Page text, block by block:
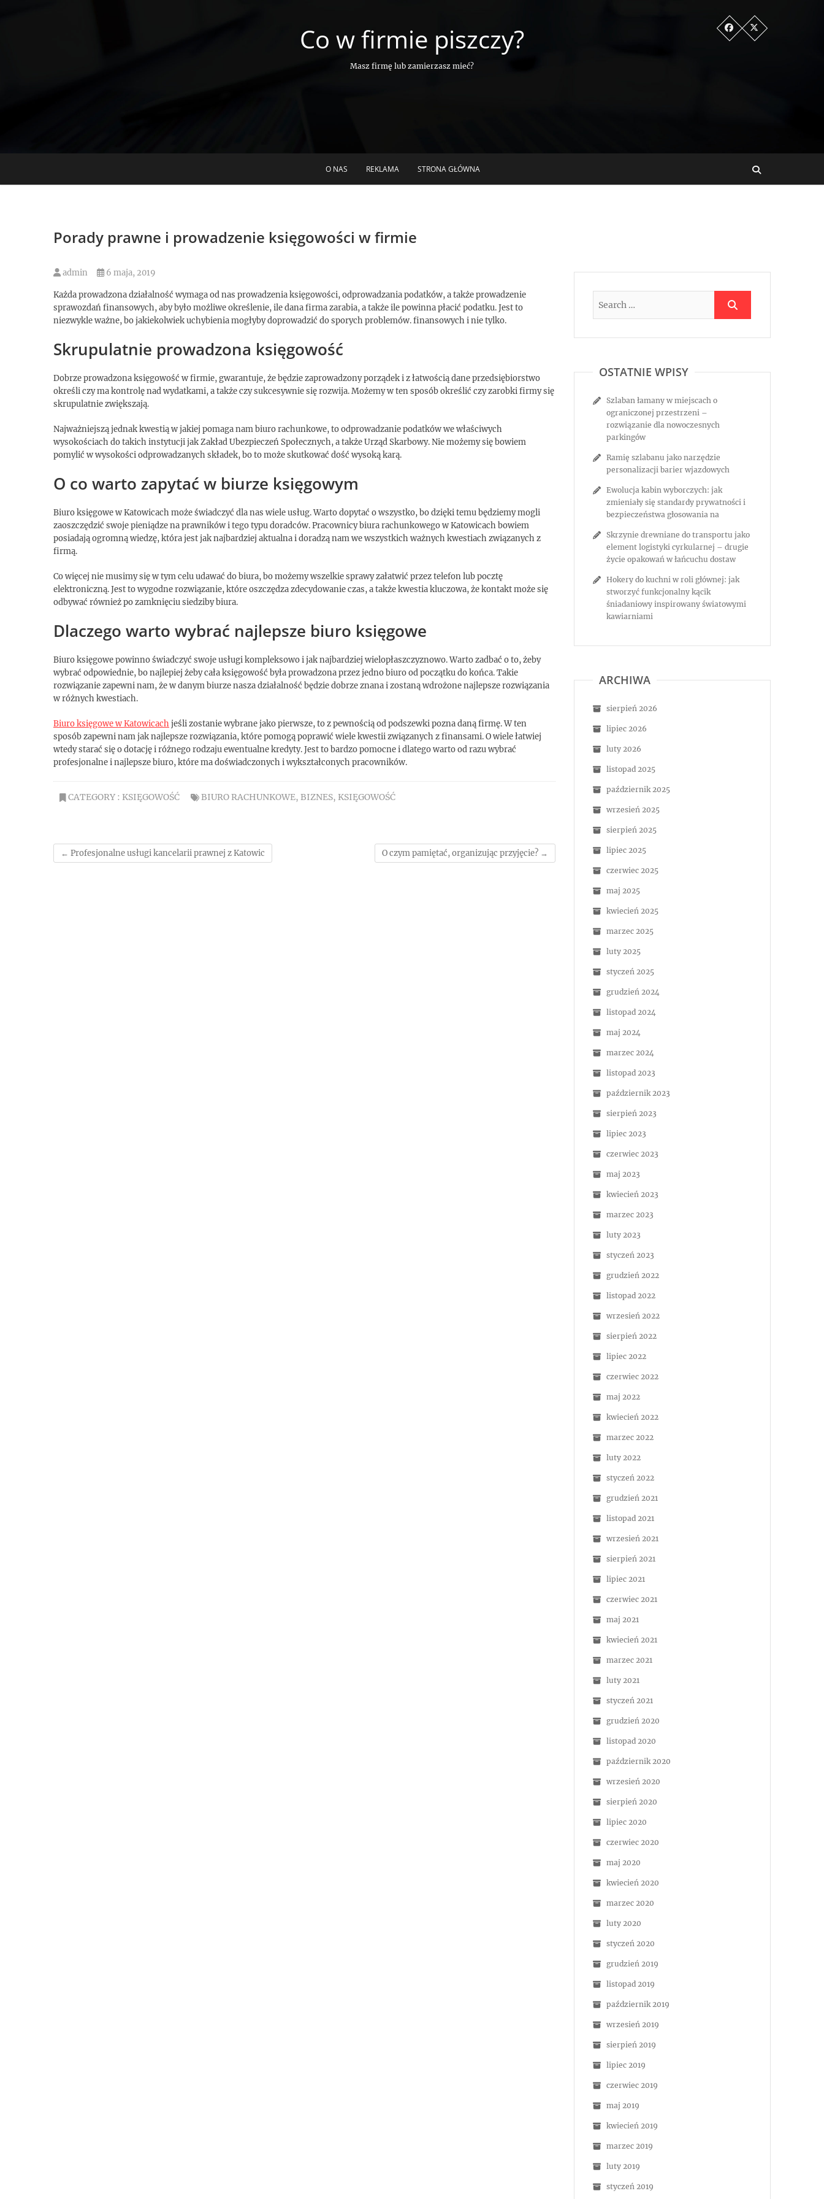
Co w firmie piszczy?
Masz firmę lub zamierzasz mieć?
O NAS REKLAMA STRONA GŁÓWNA
Porady prawne i prowadzenie księgowości w firmie
admin 6 maja, 2019
Każda prowadzona działalność wymaga od nas prowadzenia księgowości, odprowadzania podatków, a także prowadzenie
sprawozdań finansowych, aby było możliwe określenie, ile dana firma zarabia, a także ile powinna płacić podatku. Jest to
niezwykle ważne, bo jakiekolwiek uchybienia mogłyby doprowadzić do sporych problemów. finansowych i nie tylko.
Skrupulatnie prowadzona księgowość
Dobrze prowadzona księgowość w firmie, gwarantuje, że będzie zaprowadzony porządek i z łatwością dane przedsiębiorstwo
określi czy ma kontrolę nad wydatkami, a także czy sukcesywnie się rozwija. Możemy w ten sposób określić czy zarobki firmy się
skrupulatnie zwiększają.
Najważniejszą jednak kwestią w jakiej pomaga nam biuro rachunkowe, to odprowadzanie podatków we właściwych
wysokościach do takich instytucji jak Zakład Ubezpieczeń Społecznych, a także Urząd Skarbowy. Nie możemy się bowiem
pomylić w wysokości odprowadzanych składek, bo to może skutkować dość wysoką karą.
O co warto zapytać w biurze księgowym
Biuro księgowe w Katowicach może świadczyć dla nas wiele usług. Warto dopytać o wszystko, bo dzięki temu będziemy mogli
zaoszczędzić swoje pieniądze na prawników i tego typu doradców. Pracownicy biura rachunkowego w Katowicach bowiem
posiadają ogromną wiedzę, która jest jak najbardziej aktualna i doradzą nam we wszystkich ważnych kwestiach związanych z
firmą.
Co więcej nie musimy się w tym celu udawać do biura, bo możemy wszelkie sprawy załatwić przez telefon lub pocztę
elektroniczną. Jest to wygodne rozwiązanie, które oszczędza zdecydowanie czas, a także kwestia kluczowa, że kontakt może się
odbywać również po zamknięciu siedziby biura.
Dlaczego warto wybrać najlepsze biuro księgowe
Biuro księgowe powinno świadczyć swoje usługi kompleksowo i jak najbardziej wielopłaszczyznowo. Warto zadbać o to, żeby
wybrać odpowiednie, bo najlepiej żeby cała księgowość była prowadzona przez jedno biuro od początku do końca. Takie
rozwiązanie zapewni nam, że w danym biurze nasza działalność będzie dobrze znana i zostaną wdrożone najlepsze rozwiązania
w różnych kwestiach.
Biuro księgowe w Katowicachjeśli zostanie wybrane jako pierwsze, to z pewnością od podszewki pozna daną firmę. W ten
sposób zapewni nam jak najlepsze rozwiązania, które pomogą poprawić wiele kwestii związanych z finansami. O wiele łatwiej
wtedy starać się o dotację i różnego rodzaju ewentualne kredyty. Jest to bardzo pomocne i dlatego warto od razu wybrać
profesjonalne i najlepsze biuro, które ma doświadczonych i wykształconych pracowników.
CATEGORY : KSIĘGOWOŚĆ BIURO RACHUNKOWE, BIZNES, KSIĘGOWOŚĆ
← Profesjonalne usługi kancelarii prawnej z Katowic O czym pamiętać, organizując przyjęcie? →
OSTATNIE WPISY
Szlaban łamany w miejscach o
ograniczonej przestrzeni –
rozwiązanie dla nowoczesnych
parkingów
Ramię szlabanu jako narzędzie
personalizacji barier wjazdowych
Ewolucja kabin wyborczych: jak
zmieniały się standardy prywatności i
bezpieczeństwa głosowania na
Skrzynie drewniane do transportu jako
element logistyki cyrkularnej – drugie
życie opakowań w łańcuchu dostaw
Hokery do kuchni w roli głównej: jak
stworzyć funkcjonalny kącik
śniadaniowy inspirowany światowymi
kawiarniami
ARCHIWA
sierpień 2026
lipiec 2026
luty 2026
listopad 2025
październik 2025
wrzesień 2025
sierpień 2025
lipiec 2025
czerwiec 2025
maj 2025
kwiecień 2025
marzec 2025
luty 2025
styczeń 2025
grudzień 2024
listopad 2024
maj 2024
marzec 2024
listopad 2023
październik 2023
sierpień 2023
lipiec 2023
czerwiec 2023
maj 2023
kwiecień 2023
marzec 2023
luty 2023
styczeń 2023
grudzień 2022
listopad 2022
wrzesień 2022
sierpień 2022
lipiec 2022
czerwiec 2022
maj 2022
kwiecień 2022
marzec 2022
luty 2022
styczeń 2022
grudzień 2021
listopad 2021
wrzesień 2021
sierpień 2021
lipiec 2021
czerwiec 2021
maj 2021
kwiecień 2021
marzec 2021
luty 2021
styczeń 2021
grudzień 2020
listopad 2020
październik 2020
wrzesień 2020
sierpień 2020
lipiec 2020
czerwiec 2020
maj 2020
kwiecień 2020
marzec 2020
luty 2020
styczeń 2020
grudzień 2019
listopad 2019
październik 2019
wrzesień 2019
sierpień 2019
lipiec 2019
czerwiec 2019
maj 2019
kwiecień 2019
marzec 2019
luty 2019
styczeń 2019